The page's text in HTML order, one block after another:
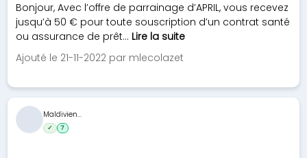
Bonjour, Avec l’offre de parrainage d’APRIL, vous recevez
jusqu’à 50 € pour toute souscription d’un contrat santé
ou assurance de prêt... Lire la suite
Ajouté le 21-11-2022 par mlecolazet
Maldivien...
✓ 7